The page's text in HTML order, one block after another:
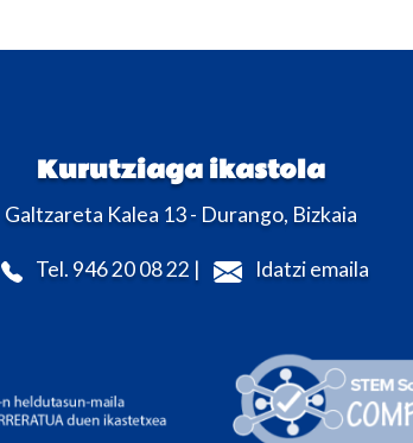
Kurutziaga ikastola
Galtzareta Kalea 13 - Durango, Bizkaia
Tel. 946 20 08 22 | Idatzi emaila